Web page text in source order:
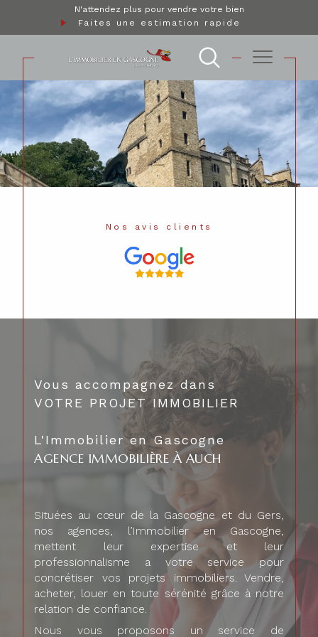
N'attendez plus pour vendre votre bien
Faites une estimation rapide
Nos avis clients
Vous accompagnez dans
VOTRE PROJET IMMOBILIER
L'Immobilier en Gascogne
AGENCE IMMOBILIÈRE À AUCH
Situées au cœur de la Gascogne et du Gers,
nos agences, l’Immobilier en Gascogne,
mettent leur expertise et leur
professionnalisme a votre service pour
concrétiser vos projets immobiliers. Vendre,
acheter, louer en toute sérénité grâce à notre
relation de confiance.
Nous vous proposons un service de